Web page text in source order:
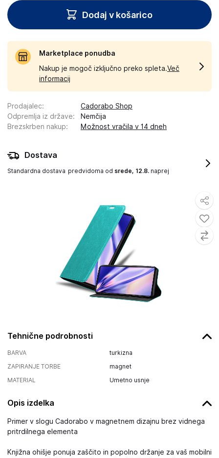
Tehnične podrobnosti
BARVA
turkizna
ZAPIRANJE TORBE
magnet
MATERIAL
Umetno usnje
Opis izdelka
Primer v slogu Cadorabo v magnetnem dizajnu brez vidnega
pritrdilnega elementa
Knjižna ohišje ponuja zaščito in popolno držanje za vaš mobilni
Dodaj v košarico
Marketplace ponudba
Nakup je mogoč izključno preko spleta.Več
informacij
Prodajalec:
Cadorabo Shop
Odpremlja iz države:
Nemčija
Brezskrben nakup: Možnost vračila v 14 dneh
Dostava
Standardna dostava predvidoma od srede, 12.8. naprej